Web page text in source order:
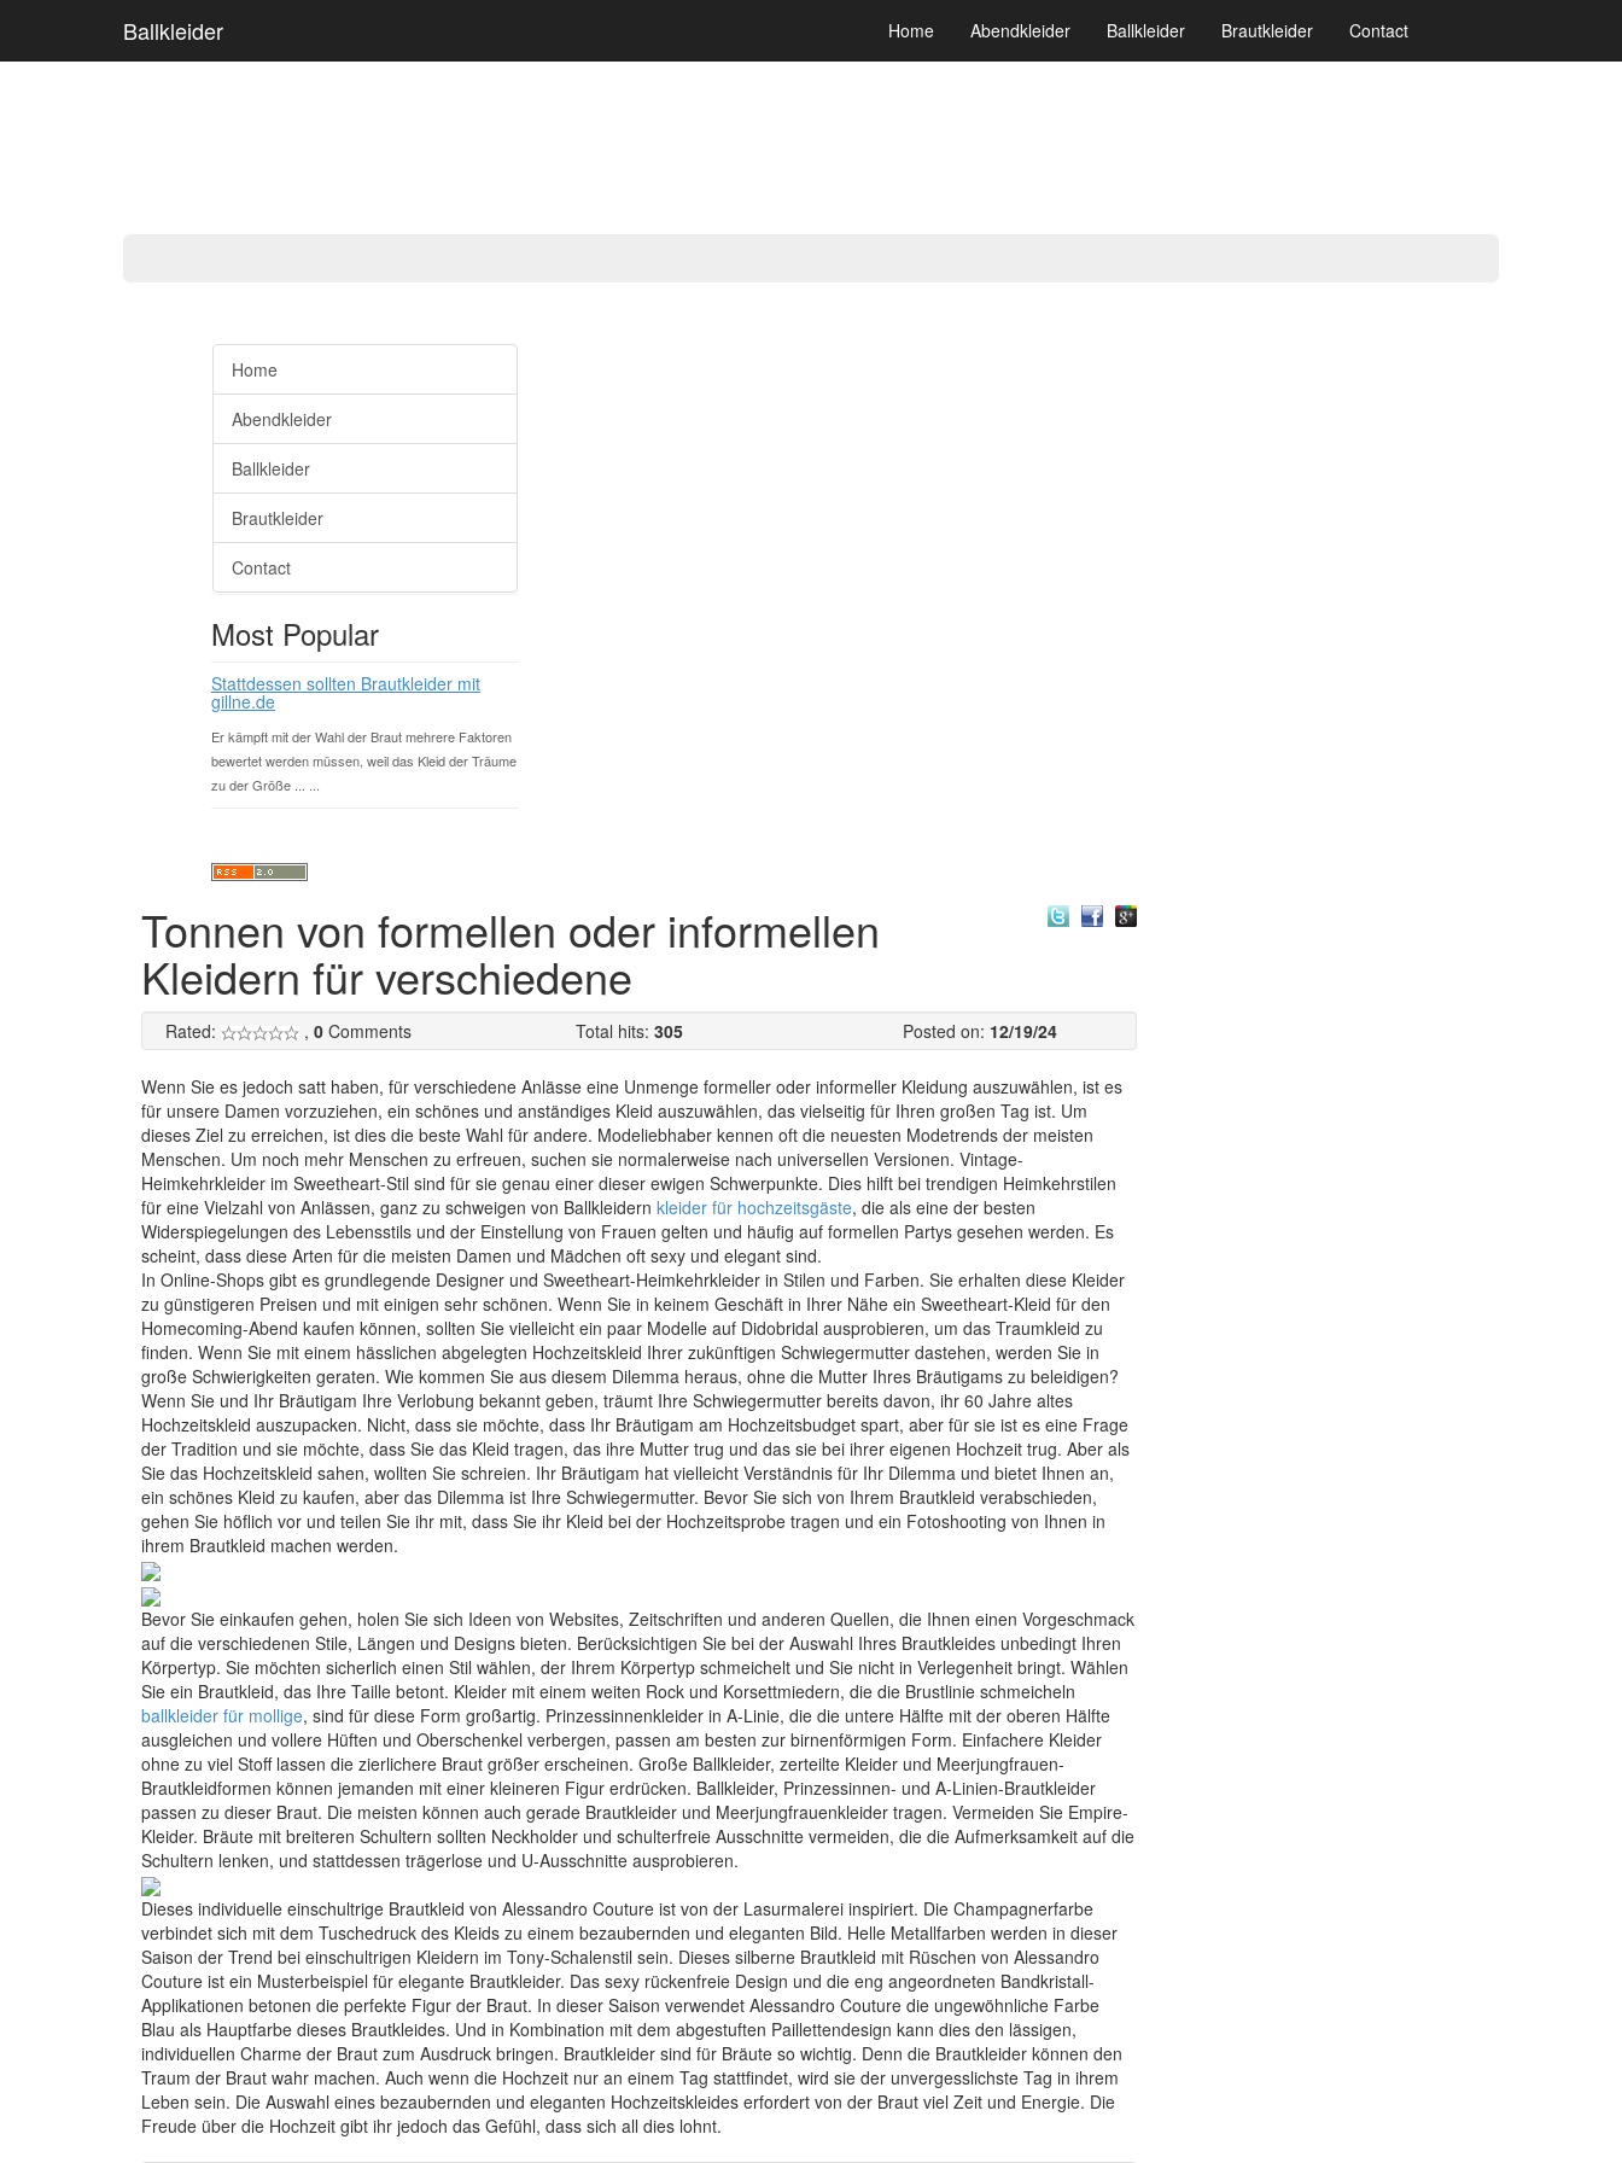
Ballkleider Home Abendkleider Ballkleider Brautkleider Contact
Home
Abendkleider
Ballkleider
Brautkleider
Contact
Most Popular
Stattdessen sollten Brautkleider mit
gillne.de
Er kämpft mit der Wahl der Braut mehrere Faktoren
bewertet werden müssen, weil das Kleid der Träume
zu der Größe ... ...
Tonnen von formellen oder informellen
Kleidern für verschiedene
Rated: , 0 Comments Total hits: 305 Posted on: 12/19/24
Wenn Sie es jedoch satt haben, für verschiedene Anlässe eine Unmenge formeller oder informeller Kleidung auszuwählen, ist es
für unsere Damen vorzuziehen, ein schönes und anständiges Kleid auszuwählen, das vielseitig für Ihren großen Tag ist. Um
dieses Ziel zu erreichen, ist dies die beste Wahl für andere. Modeliebhaber kennen oft die neuesten Modetrends der meisten
Menschen. Um noch mehr Menschen zu erfreuen, suchen sie normalerweise nach universellen Versionen. Vintage-
Heimkehrkleider im Sweetheart-Stil sind für sie genau einer dieser ewigen Schwerpunkte. Dies hilft bei trendigen Heimkehrstilen
für eine Vielzahl von Anlässen, ganz zu schweigen von Ballkleidern kleider für hochzeitsgäste, die als eine der besten
Widerspiegelungen des Lebensstils und der Einstellung von Frauen gelten und häufig auf formellen Partys gesehen werden. Es
scheint, dass diese Arten für die meisten Damen und Mädchen oft sexy und elegant sind.
In Online-Shops gibt es grundlegende Designer und Sweetheart-Heimkehrkleider in Stilen und Farben. Sie erhalten diese Kleider
zu günstigeren Preisen und mit einigen sehr schönen. Wenn Sie in keinem Geschäft in Ihrer Nähe ein Sweetheart-Kleid für den
Homecoming-Abend kaufen können, sollten Sie vielleicht ein paar Modelle auf Didobridal ausprobieren, um das Traumkleid zu
finden. Wenn Sie mit einem hässlichen abgelegten Hochzeitskleid Ihrer zukünftigen Schwiegermutter dastehen, werden Sie in
große Schwierigkeiten geraten. Wie kommen Sie aus diesem Dilemma heraus, ohne die Mutter Ihres Bräutigams zu beleidigen?
Wenn Sie und Ihr Bräutigam Ihre Verlobung bekannt geben, träumt Ihre Schwiegermutter bereits davon, ihr 60 Jahre altes
Hochzeitskleid auszupacken. Nicht, dass sie möchte, dass Ihr Bräutigam am Hochzeitsbudget spart, aber für sie ist es eine Frage
der Tradition und sie möchte, dass Sie das Kleid tragen, das ihre Mutter trug und das sie bei ihrer eigenen Hochzeit trug. Aber als
Sie das Hochzeitskleid sahen, wollten Sie schreien. Ihr Bräutigam hat vielleicht Verständnis für Ihr Dilemma und bietet Ihnen an,
ein schönes Kleid zu kaufen, aber das Dilemma ist Ihre Schwiegermutter. Bevor Sie sich von Ihrem Brautkleid verabschieden,
gehen Sie höflich vor und teilen Sie ihr mit, dass Sie ihr Kleid bei der Hochzeitsprobe tragen und ein Fotoshooting von Ihnen in
ihrem Brautkleid machen werden.
Bevor Sie einkaufen gehen, holen Sie sich Ideen von Websites, Zeitschriften und anderen Quellen, die Ihnen einen Vorgeschmack
auf die verschiedenen Stile, Längen und Designs bieten. Berücksichtigen Sie bei der Auswahl Ihres Brautkleides unbedingt Ihren
Körpertyp. Sie möchten sicherlich einen Stil wählen, der Ihrem Körpertyp schmeichelt und Sie nicht in Verlegenheit bringt. Wählen
Sie ein Brautkleid, das Ihre Taille betont. Kleider mit einem weiten Rock und Korsettmiedern, die die Brustlinie schmeicheln
ballkleider für mollige, sind für diese Form großartig. Prinzessinnenkleider in A-Linie, die die untere Hälfte mit der oberen Hälfte
ausgleichen und vollere Hüften und Oberschenkel verbergen, passen am besten zur birnenförmigen Form. Einfachere Kleider
ohne zu viel Stoff lassen die zierlichere Braut größer erscheinen. Große Ballkleider, zerteilte Kleider und Meerjungfrauen-
Brautkleidformen können jemanden mit einer kleineren Figur erdrücken. Ballkleider, Prinzessinnen- und A-Linien-Brautkleider
passen zu dieser Braut. Die meisten können auch gerade Brautkleider und Meerjungfrauenkleider tragen. Vermeiden Sie Empire-
Kleider. Bräute mit breiteren Schultern sollten Neckholder und schulterfreie Ausschnitte vermeiden, die die Aufmerksamkeit auf die
Schultern lenken, und stattdessen trägerlose und U-Ausschnitte ausprobieren.
Dieses individuelle einschultrige Brautkleid von Alessandro Couture ist von der Lasurmalerei inspiriert. Die Champagnerfarbe
verbindet sich mit dem Tuschedruck des Kleids zu einem bezaubernden und eleganten Bild. Helle Metallfarben werden in dieser
Saison der Trend bei einschultrigen Kleidern im Tony-Schalenstil sein. Dieses silberne Brautkleid mit Rüschen von Alessandro
Couture ist ein Musterbeispiel für elegante Brautkleider. Das sexy rückenfreie Design und die eng angeordneten Bandkristall-
Applikationen betonen die perfekte Figur der Braut. In dieser Saison verwendet Alessandro Couture die ungewöhnliche Farbe
Blau als Hauptfarbe dieses Brautkleides. Und in Kombination mit dem abgestuften Paillettendesign kann dies den lässigen,
individuellen Charme der Braut zum Ausdruck bringen. Brautkleider sind für Bräute so wichtig. Denn die Brautkleider können den
Traum der Braut wahr machen. Auch wenn die Hochzeit nur an einem Tag stattfindet, wird sie der unvergesslichste Tag in ihrem
Leben sein. Die Auswahl eines bezaubernden und eleganten Hochzeitskleides erfordert von der Braut viel Zeit und Energie. Die
Freude über die Hochzeit gibt ihr jedoch das Gefühl, dass sich all dies lohnt.